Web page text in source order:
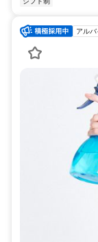
アルバ